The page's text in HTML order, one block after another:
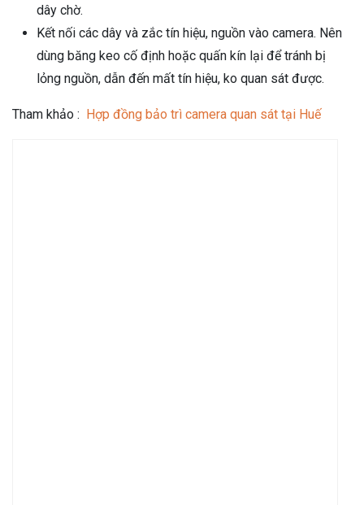
dây chờ.
Kết nối các dây và zắc tín hiệu, nguồn vào camera. Nên
dùng băng keo cố định hoặc quấn kín lại để tránh bị
lỏng nguồn, dẫn đến mất tín hiệu, ko quan sát được.
Tham khảo : Hợp đồng bảo trì camera quan sát tại Huế